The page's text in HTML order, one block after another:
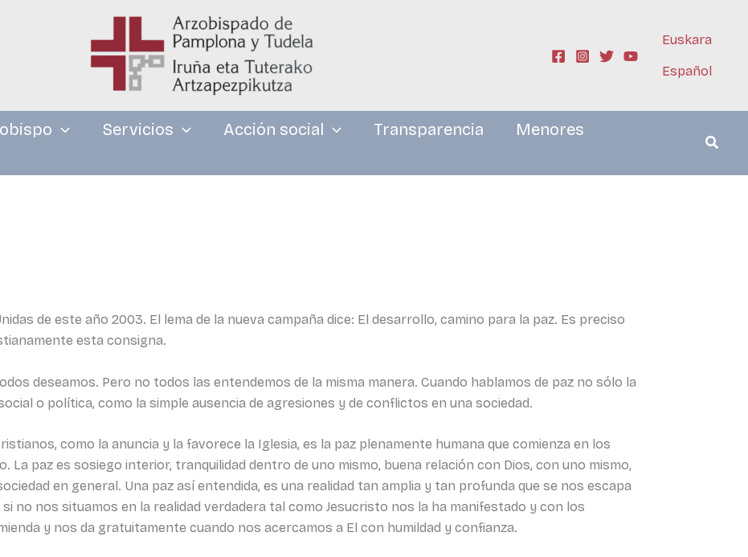
Euskara
Español
Servicios Acción social Transparencia
Menores
de este año 2003. El lema de la nueva campaña dice: El desarrollo, camino para la paz. Es preciso
esta consigna.
deseamos. Pero no todos las entendemos de la misma manera. Cuando hablamos de paz no sólo la
o política, como la simple ausencia de agresiones y de conflictos en una sociedad.
como la anuncia y la favorece la Iglesia, es la paz plenamente humana que comienza en los
La paz es sosiego interior, tranquilidad dentro de uno mismo, buena relación con Dios, con uno mismo,
en general. Una paz así entendida, es una realidad tan amplia y tan profunda que se nos escapa
no nos situamos en la realidad verdadera tal como Jesucristo nos la ha manifestado y con los
y nos da gratuitamente cuando nos acercamos a El con humildad y confianza.